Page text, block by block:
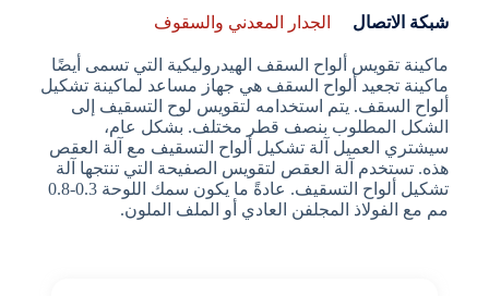
شبكة الاتصال الجدار المعدني والسقوف
ماكينة تقويس ألواح السقف الهيدروليكية التي تسمى أيضًا
ماكينة تجعيد ألواح السقف هي جهاز مساعد لماكينة تشكيل
ألواح السقف. يتم استخدامه لتقويس لوح التسقيف إلى
الشكل المطلوب بنصف قطر مختلف. بشكل عام،
سيشتري العميل آلة تشكيل ألواح التسقيف مع آلة العقص
هذه. تستخدم آلة العقص لتقويس الصفيحة التي تنتجها آلة
تشكيل ألواح التسقيف. عادةً ما يكون سمك اللوحة 0.3-0.8
مم مع الفولاذ المجلفن العادي أو الملف الملون.